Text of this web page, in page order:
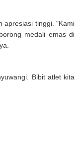
apresiasi tinggi. "Kami
medali emas di
Bibit atlet kita